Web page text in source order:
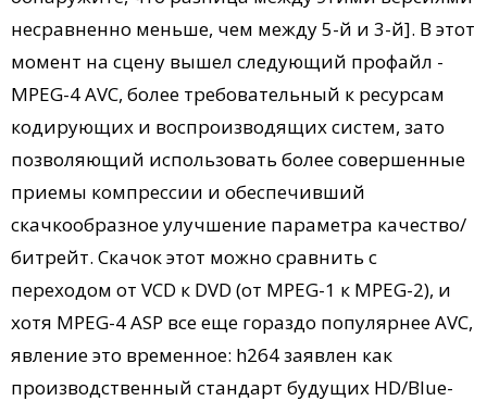
несравненно меньше, чем между 5-й и 3-й]. В этот
момент на сцену вышел следующий профайл -
MPEG-4 AVC, более требовательный к ресурсам
кодирующих и воспроизводящих систем, зато
позволяющий использовать более совершенные
приемы компрессии и обеспечивший
скачкообразное улучшение параметра качество/
битрейт. Скачок этот можно сравнить с
переходом от VCD к DVD (от MPEG-1 к MPEG-2), и
хотя MPEG-4 ASP все еще гораздо популярнее AVC,
явление это временное: h264 заявлен как
производственный стандарт будущих HD/Blue-